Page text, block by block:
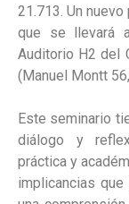
21.713. Un
que se llevará
Auditorio H2 del
(Manuel Montt
Este seminario
diálogo y
práctica y
implicancias